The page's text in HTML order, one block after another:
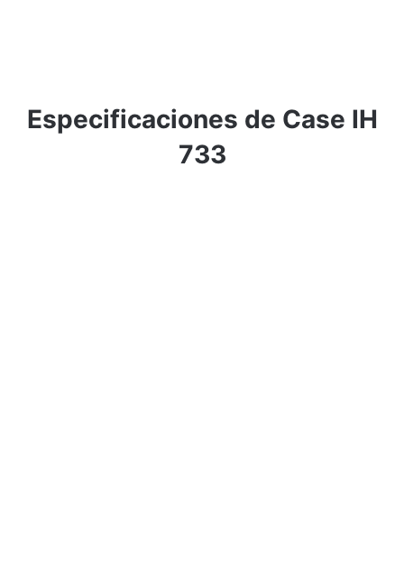
Especificaciones de Case IH
733